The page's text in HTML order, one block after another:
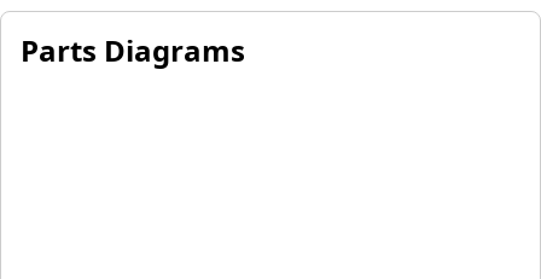
Parts Diagrams